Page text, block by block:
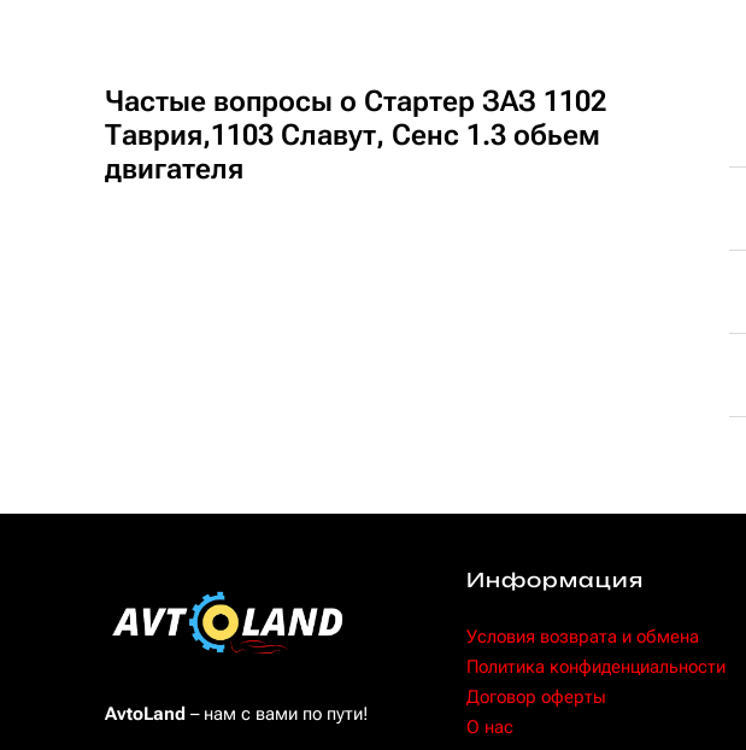
Частые вопросы о Стартер ЗАЗ 1102
Таврия,1103 Славут, Сенс 1.3 обьем
двигателя
AvtoLand – нам с вами по пути!
Информация
Условия возврата и обмена
Политика конфиденциальности
Договор оферты
O нас